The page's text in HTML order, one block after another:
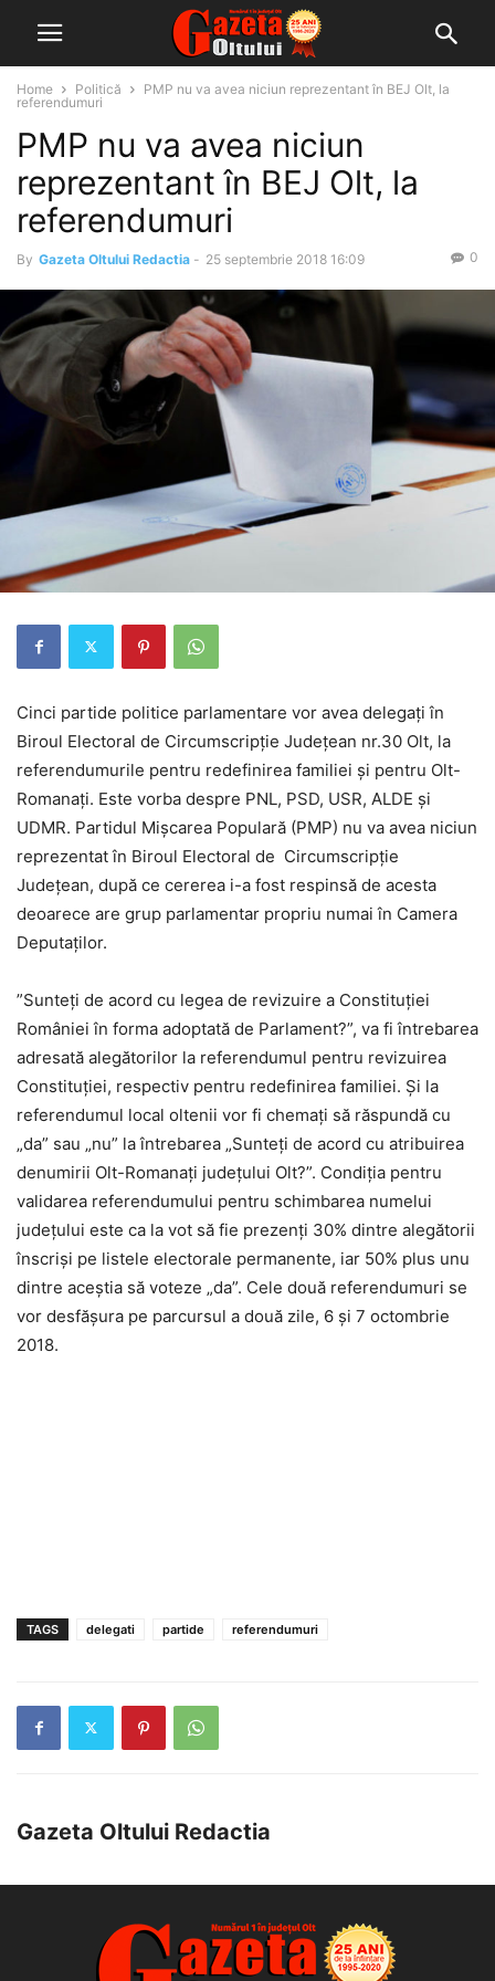
Home Politică
PMP nu va avea niciun reprezentant în BEJ Olt, la
referendumuri
PMP nu va avea niciun
reprezentant în BEJ Olt, la
referendumuri
By Gazeta Oltului Redactia - 25 septembrie 2018 16:09 0
Cinci partide politice parlamentare vor avea delegați în
Biroul Electoral de Circumscripție Județean nr.30 Olt, la
referendumurile pentru redefinirea familiei şi pentru Olt-
Romanaţi. Este vorba despre PNL, PSD, USR, ALDE și
UDMR. Partidul Mişcarea Populară (PMP) nu va avea niciun
reprezentat în Biroul Electoral de Circumscripție
Județean, după ce cererea i-a fost respinsă de acesta
deoarece are grup parlamentar propriu numai în Camera
Deputaților.
”Sunteţi de acord cu legea de revizuire a Constituţiei
României în forma adoptată de Parlament?”, va fi întrebarea
adresată alegătorilor la referendumul pentru revizuirea
Constituţiei, respectiv pentru redefinirea familiei. Și la
referendumul local oltenii vor fi chemaţi să răspundă cu
„da” sau „nu” la întrebarea „Sunteţi de acord cu atribuirea
denumirii Olt-Romanaţi judeţului Olt?”. Condiţia pentru
validarea referendumului pentru schimbarea numelui
județului este ca la vot să fie prezenţi 30% dintre alegătorii
înscrişi pe listele electorale permanente, iar 50% plus unu
dintre aceştia să voteze „da”. Cele două referendumuri se
vor desfășura pe parcursul a două zile, 6 și 7 octombrie
2018.
TAGS delegati partide referendumuri
Gazeta Oltului Redactia